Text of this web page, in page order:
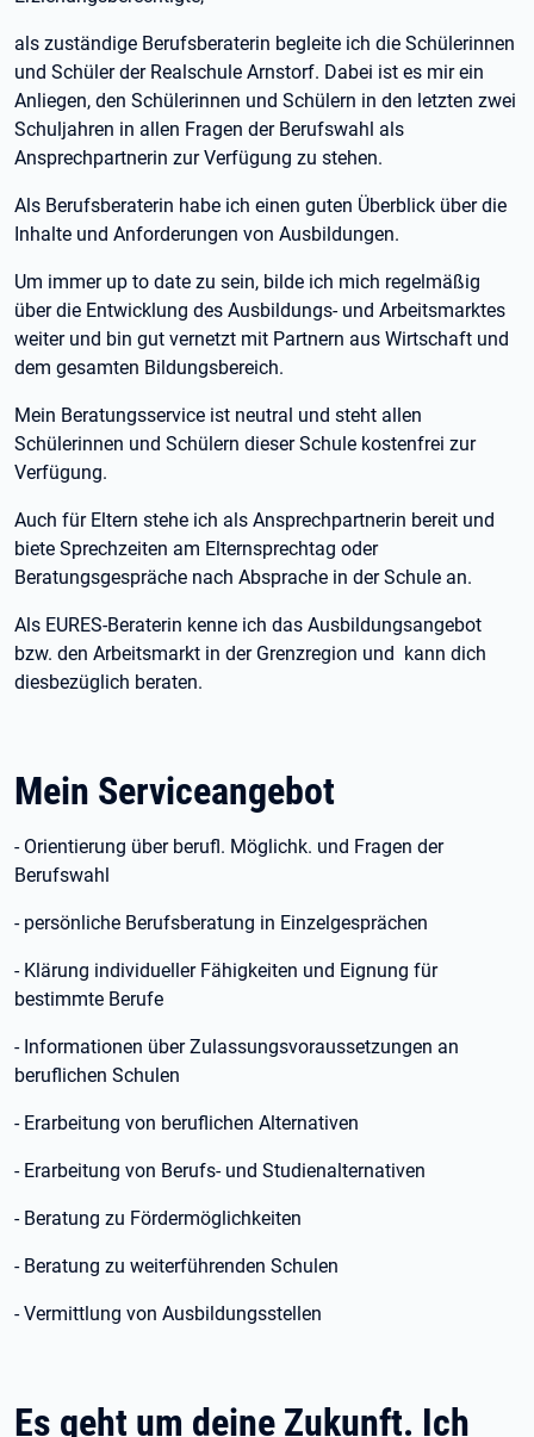
als zuständige Berufsberaterin begleite ich die Schülerinnen
und Schüler der Realschule Arnstorf. Dabei ist es mir ein
Anliegen, den Schülerinnen und Schülern in den letzten zwei
Schuljahren in allen Fragen der Berufswahl als
Ansprechpartnerin zur Verfügung zu stehen.
Als Berufsberaterin habe ich einen guten Überblick über die
Inhalte und Anforderungen von Ausbildungen.
Um immer up to date zu sein, bilde ich mich regelmäßig
über die Entwicklung des Ausbildungs- und Arbeitsmarktes
weiter und bin gut vernetzt mit Partnern aus Wirtschaft und
dem gesamten Bildungsbereich.
Mein Beratungsservice ist neutral und steht allen
Schülerinnen und Schülern dieser Schule kostenfrei zur
Verfügung.
Auch für Eltern stehe ich als Ansprechpartnerin bereit und
biete Sprechzeiten am Elternsprechtag oder
Beratungsgespräche nach Absprache in der Schule an.
Als EURES-Beraterin kenne ich das Ausbildungsangebot
bzw. den Arbeitsmarkt in der Grenzregion und kann dich
diesbezüglich beraten.
Mein Serviceangebot
- Orientierung über berufl. Möglichk. und Fragen der
Berufswahl
- persönliche Berufsberatung in Einzelgesprächen
- Klärung individueller Fähigkeiten und Eignung für
bestimmte Berufe
- Informationen über Zulassungsvoraussetzungen an
beruflichen Schulen
- Erarbeitung von beruflichen Alternativen
- Erarbeitung von Berufs- und Studienalternativen
- Beratung zu Fördermöglichkeiten
- Beratung zu weiterführenden Schulen
- Vermittlung von Ausbildungsstellen
Es geht um deine Zukunft. Ich